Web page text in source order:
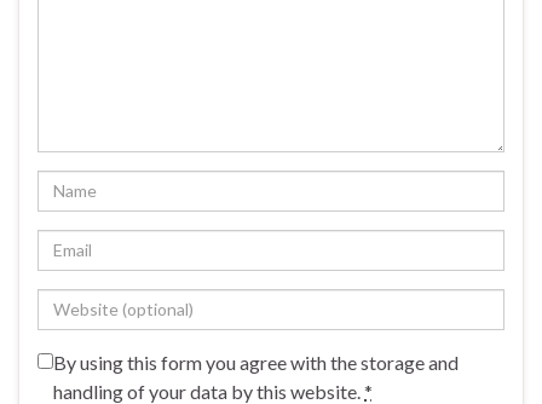
By using this form you agree with the storage and
handling of your data by this website. *